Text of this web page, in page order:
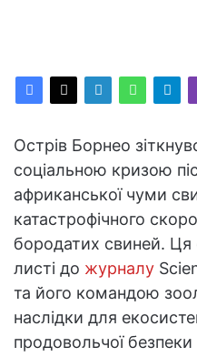
Острів Борнео
соціальною кризою
африканської чуми
катастрофічного
бородатих свиней. Ця
листі до журналу
та його командою
наслідки для
продовольчої